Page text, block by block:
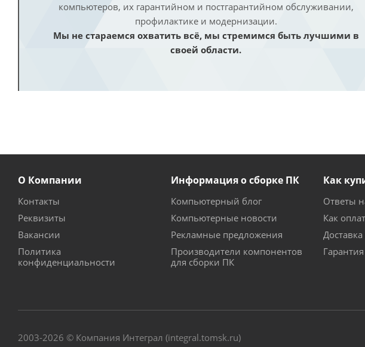
компьютеров, их гарантийном и постгарантийном обслуживании,
профилактике и модернизации.
Мы не стараемся охватить всё, мы стремимся быть лучшими в
своей области.
О Компании
Контакты
Реквизиты
Вакансии
Политика
конфиденциальности
Информация о сборке ПК
Компьютерный блог
Компьютерные новости
Рекламные предложения
Производители компонентов
для сборки ПК
Как
Ответы
Как
2003-2026 © Компания Интеграл (integral.tomsk.ru)